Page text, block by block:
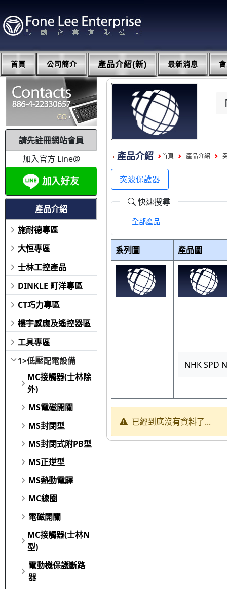
首頁 公司簡介 產品介紹(新) 最新消息
請先註冊網站會員
加入官方 Line@
產品介紹
施耐德專區
大恒專區
士林工控產品
DINKLE 町洋專區
CT巧力專區
樓宇感應及遙控器區
工具專區
1>低壓配電設備
MC接觸器(士林除
外)
MS電磁開關
MS封閉型
MS封閉式附PB型
MS正逆型
MS熱動電驛
MC線圈
電磁開關
MC接觸器(士林N
型)
電動機保護斷路
器
產品介紹 首頁 產品介紹
突波保護器
快速搜尋
全部產品
系列圖 產品圖
NHK SPD
已經到底沒有資料了...